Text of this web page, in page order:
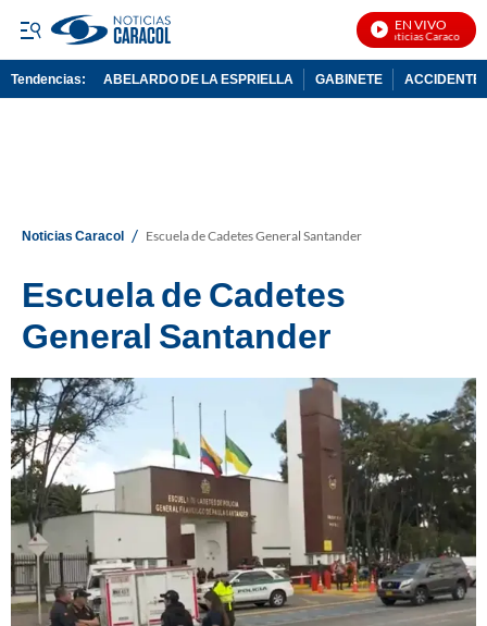
EN VIVO
Noticias Caracol En
Tendencias: ABELARDO DE LA ESPRIELLA GABINETE ACCIDENTE
Noticias Caracol / Escuela de Cadetes General Santander
Escuela de Cadetes
General Santander